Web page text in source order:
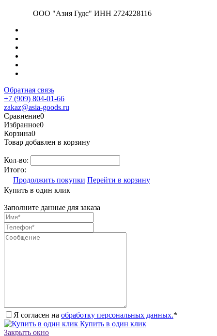
ООО "Азия Гудс" ИНН 2724228116
Обратная связь
+7 (909) 804-01-66
zakaz@asia-goods.ru
Сравнение0
Избранное0
Корзина0
Товар добавлен в корзину
Кол-во:
Итого:
Продолжить покупки Перейти в корзину
Купить в один клик
Заполните данные для заказа
Я согласен на обработку персональных данных.*
Купить в один клик
Закрыть окно